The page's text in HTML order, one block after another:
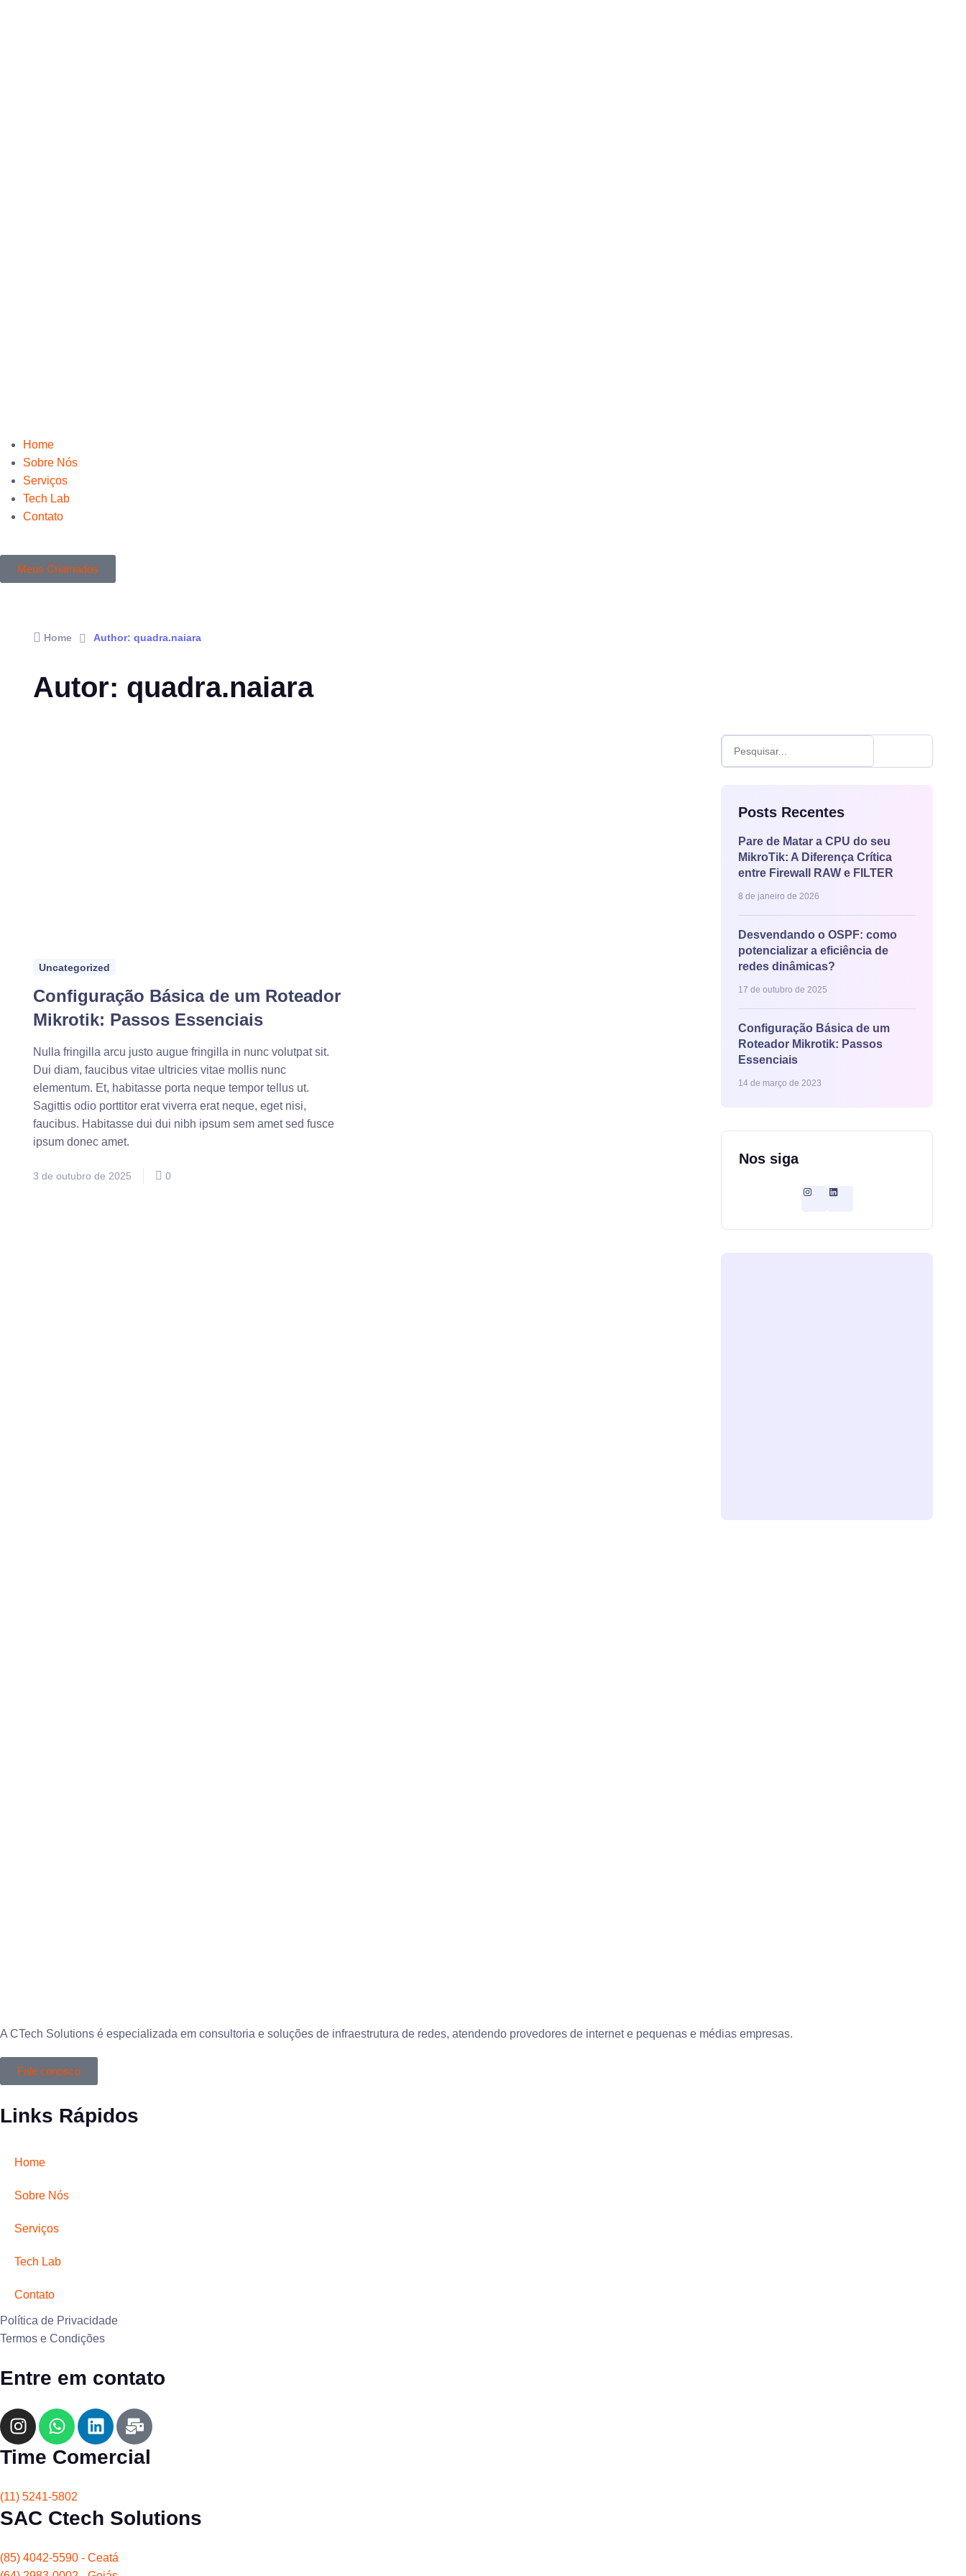
Home
Sobre Nós
Serviços
Tech Lab
Contato
Meus Chamados
Home Author: quadra.naiara
Autor: quadra.naiara
Uncategorized
Configuração Básica de um Roteador
Mikrotik: Passos Essenciais
Nulla fringilla arcu justo augue fringilla in nunc volutpat sit.
Dui diam, faucibus vitae ultricies vitae mollis nunc
elementum. Et, habitasse porta neque tempor tellus ut.
Sagittis odio porttitor erat viverra erat neque, eget nisi,
faucibus. Habitasse dui dui nibh ipsum sem amet sed fusce
ipsum donec amet.
3 de outubro de 2025 0
Posts Recentes
Pare de Matar a CPU do seu
MikroTik: A Diferença Crítica
entre Firewall RAW e FILTER
8 de janeiro de 2026
Desvendando o OSPF: como
potencializar a eficiência de
redes dinâmicas?
17 de outubro de 2025
Configuração Básica de um
Roteador Mikrotik: Passos
Essenciais
14 de março de 2023
Nos siga
A CTech Solutions é especializada em consultoria e soluções de infraestrutura de redes, atendendo provedores de internet e pequenas e médias empresas.
Fale conosco
Links Rápidos
Home
Sobre Nós
Serviços
Tech Lab
Contato
Política de Privacidade
Termos e Condições
Entre em contato
Time Comercial
(11) 5241-5802
SAC Ctech Solutions
(85) 4042-5590 - Ceatá